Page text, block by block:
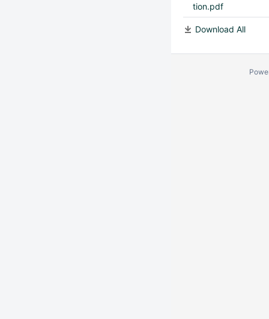
tion.pdf
Download All